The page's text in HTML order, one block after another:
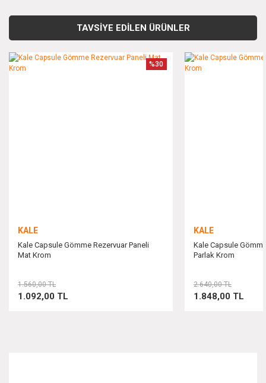
kullanarak tarafımıza iletebilirsiniz.
TAVSİYE EDİLEN ÜRÜNLER
KALE
Kale Capsule Gömme Rezervuar Paneli
Mat Krom
%30
1.092,00 TL
1.560,00 TL
KALE
Kale Capsule
Parlak Krom
1.848,00 TL
2.640,00 TL